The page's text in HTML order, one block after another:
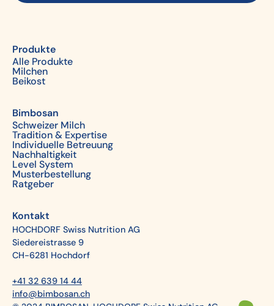
Produkte
Alle Produkte
Milchen
Beikost
Bimbosan
Schweizer Milch
Tradition & Expertise
Individuelle Betreuung
Nachhaltigkeit
Level System
Musterbestellung
Ratgeber
Kontakt
HOCHDORF Swiss Nutrition AG
Siedereistrasse 9
CH-6281 Hochdorf
+41 32 639 14 44
info@bimbosan.ch